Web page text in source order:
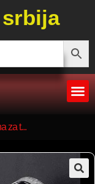
za t...